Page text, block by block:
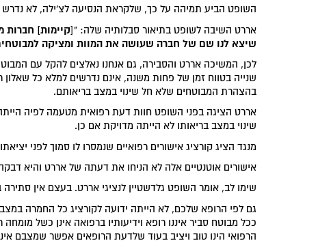
השופט הביע תמיהה על כך, שלקראת הנסיעה לצ'ילה, לא נדרש
אררט השיבה לשופט בתיאור סבלותיה שלה: "[קיימות] חברות
שיצא לנו שם של חברה שעושה את המוות ומציקה
לכן, המשיכה אררט והסבירה, גם אנחנו נאלצים להקל עם
שנייה בטווח זמן של פחות משנה, אינם נדרשים למלא כל
בהצהרת המבוטחים שלא חל שינוי במצב בריאותם.
אררט הציגה בפני השופט חוות דעת רפואית מטעמה לפיה
שינוי במצב בריאותו לא הייתה מדויקת אם כן.
מנגד הציג קורציג אישורים רפואיים שנמסרו לו סמוך לפני
אישורים אוטנטיים אלה לא הניחו את דעתה של אררט והיא
שימו לב, אומר השופט גלדשטיין לנציגי אררט. בעצם אין
גם לפי הרופא שלכם, לא הייתה ידועה לקורציג כל החמרה
ככל מבוטח סביר איננו רופא וידיעותיו ברפואה אינן כשל
הרפואי הינו טוב ויציב בעוד שלדעת הרופאים אפשר שמצבם